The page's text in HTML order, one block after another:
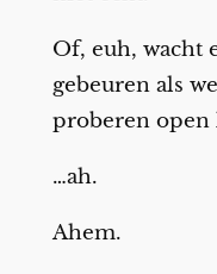
Of, euh, wacht
gebeuren als
proberen open
…ah.
Ahem.